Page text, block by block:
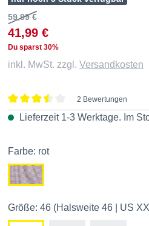
59,99 €
41,99 €
Du sparst 30%
inkl. MwSt. zzgl.Versandkosten
Durchschnittliche Bewertung von 3.5 von
2 Bewertungen
Lieferzeit 1-3 Werktage. Im
Farbe: rot
Größe: 46 (Halsweite 46 | US